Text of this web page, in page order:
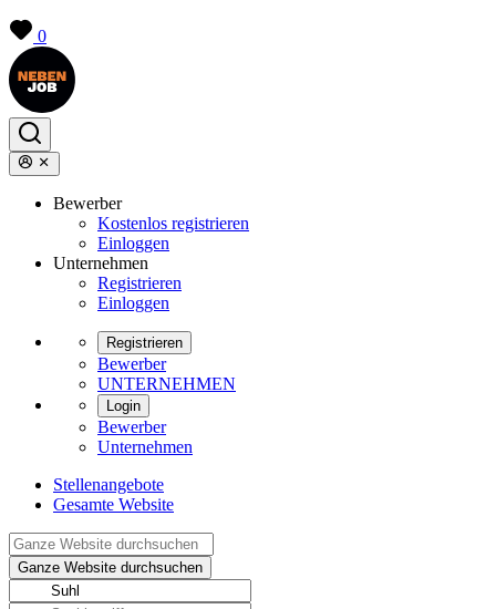
0
Bewerber
Kostenlos registrieren
Einloggen
Unternehmen
Registrieren
Einloggen
Registrieren
Bewerber
UNTERNEHMEN
Login
Bewerber
Unternehmen
Stellenangebote
Gesamte Website